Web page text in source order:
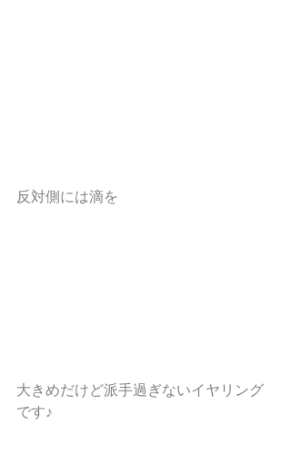
反対側には滴を
大きめだけど派手過ぎないイヤリング
です♪